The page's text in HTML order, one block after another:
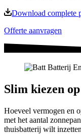
Download complete
Offerte aanvragen
Slim kiezen
Hoeveel vermogen en
met het aantal
thuisbatterij wilt